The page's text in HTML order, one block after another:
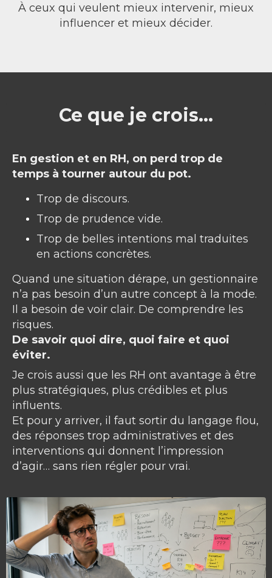
À ceux qui veulent mieux intervenir, mieux
influencer et mieux décider.
Ce que je crois...
En gestion et en RH, on perd trop de
temps à tourner autour du pot.
Trop de discours.
Trop de prudence vide.
Trop de belles intentions mal traduites
en actions concrètes.
Quand une situation dérape, un gestionnaire
n’a pas besoin d’un autre concept à la mode.
Il a besoin de voir clair. De comprendre les
risques.
De savoir quoi dire, quoi faire et quoi
éviter.
Je crois aussi que les RH ont avantage à être
plus stratégiques, plus crédibles et plus
influents.
Et pour y arriver, il faut sortir du langage flou,
des réponses trop administratives et des
interventions qui donnent l’impression
d’agir… sans rien régler pour vrai.